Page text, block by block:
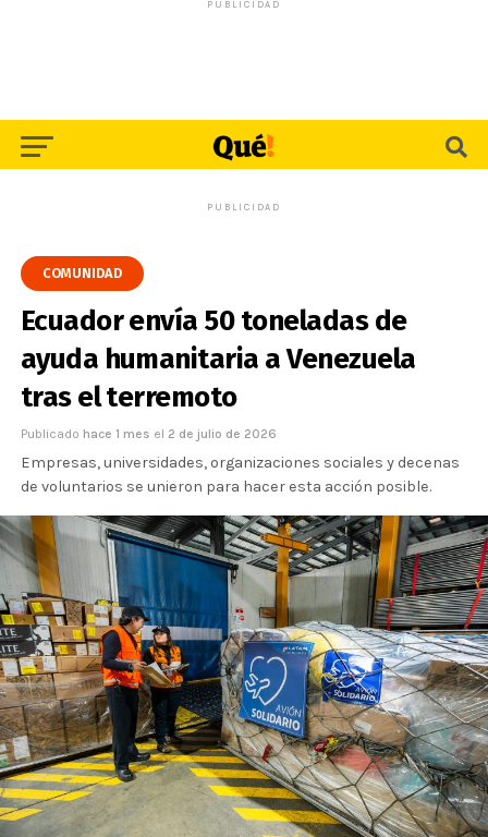
PUBLICIDAD
PUBLICIDAD
COMUNIDAD
Ecuador envía 50 toneladas de
ayuda humanitaria a Venezuela
tras el terremoto
Publicado hace 1 mes el 2 de julio de 2026
Empresas, universidades, organizaciones sociales y decenas
de voluntarios se unieron para hacer esta acción posible.